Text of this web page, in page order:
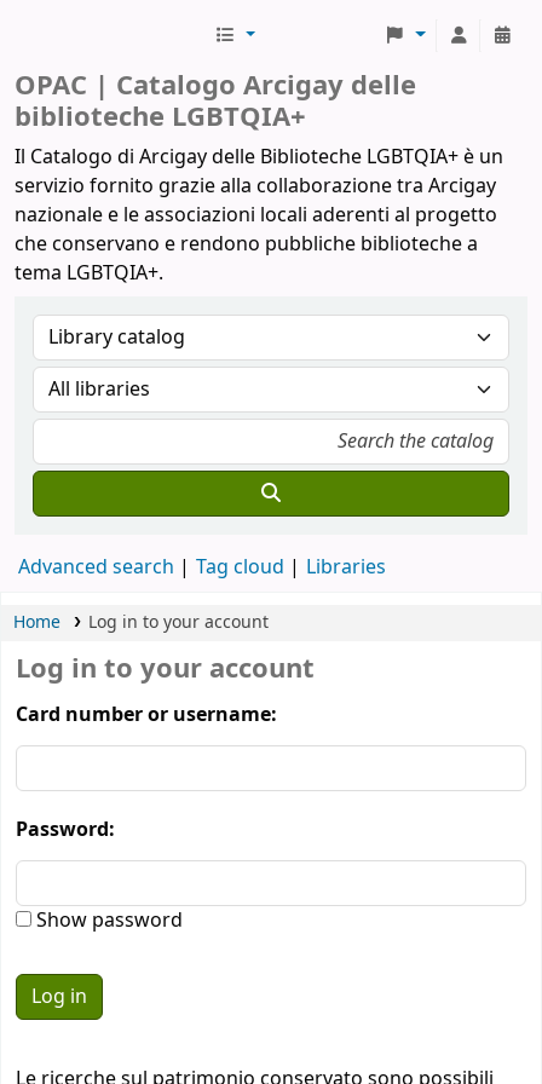
OPAC | Catalogo Arcigay delle
biblioteche LGBTQIA+
Il Catalogo di Arcigay delle Biblioteche LGBTQIA+ è un
servizio fornito grazie alla collaborazione tra Arcigay
nazionale e le associazioni locali aderenti al progetto
che conservano e rendono pubbliche biblioteche a
tema LGBTQIA+.
Advanced search Tag cloud Libraries
Home Log in to your account
Log in to your account
Card number or username:
Password:
Show password